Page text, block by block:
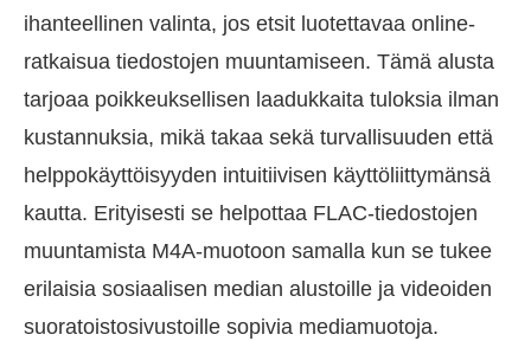
ihanteellinen valinta, jos etsit luotettavaa online-
ratkaisua tiedostojen muuntamiseen. Tämä alusta
tarjoaa poikkeuksellisen laadukkaita tuloksia ilman
kustannuksia, mikä takaa sekä turvallisuuden että
helppokäyttöisyyden intuitiivisen käyttöliittymänsä
kautta. Erityisesti se helpottaa FLAC-tiedostojen
muuntamista M4A-muotoon samalla kun se tukee
erilaisia sosiaalisen median alustoille ja videoiden
suoratoistosivustoille sopivia mediamuotoja.